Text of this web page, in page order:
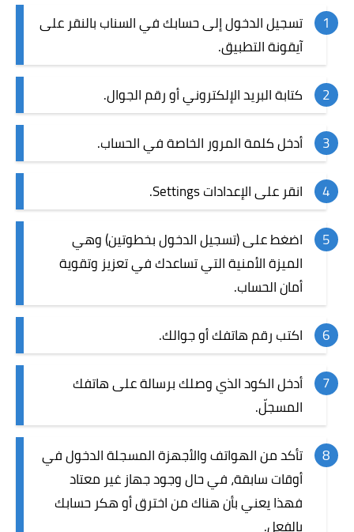
تسجيل الدخول إلى حسابك في السناب بالنقر على
آيقونة التطبيق.
كتابة البريد الإلكتروني أو رقم الجوال.
أدخل كلمة المرور الخاصة في الحساب.
انقر على الإعدادات Settings.
اضغط على (تسجيل الدخول بخطوتين) وهي
الميزة الأمنية التي تساعدك في تعزيز وتقوية
أمان الحساب.
اكتب رقم هاتفك أو جوالك.
أدخل الكود الذي وصلك برسالة على هاتفك
المسجلّ.
تأكد من الهواتف والأجهزة المسجلة الدخول في
أوقات سابقة، في حال وجود جهاز غير معتاد
فهذا يعني بأن هناك من اخترق أو هكر حسابك
بالفعل.